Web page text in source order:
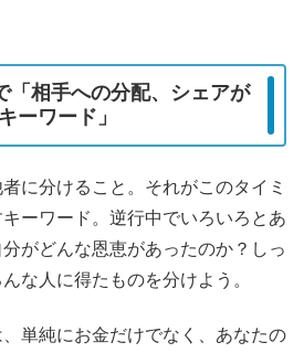
「相手への分配、シェアが
ーワード」
に分けること。それがこのタイミ
ーワード。逆行中でいろいろとあ
がどんな恩恵があったのか？しっ
な人に得たものを分けよう。
単純にお金だけでなく、あなたの